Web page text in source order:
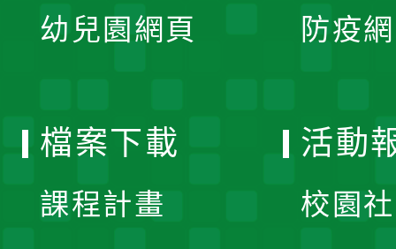
幼兒園網頁 防疫
檔案下載
課程計畫
活動
校園